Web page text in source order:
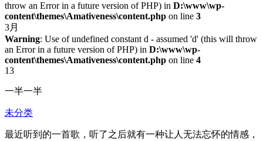
throw an Error in a future version of PHP) in D:\www\wp-
content\themes\Amativeness\content.php on line 3
3月
Warning: Use of undefined constant d - assumed 'd' (this will throw
an Error in a future version of PHP) in D:\www\wp-
content\themes\Amativeness\content.php on line 4
13
一半一半
未分类
最近听到的一首歌，听了之后就有一种让人无法忘怀的情感，